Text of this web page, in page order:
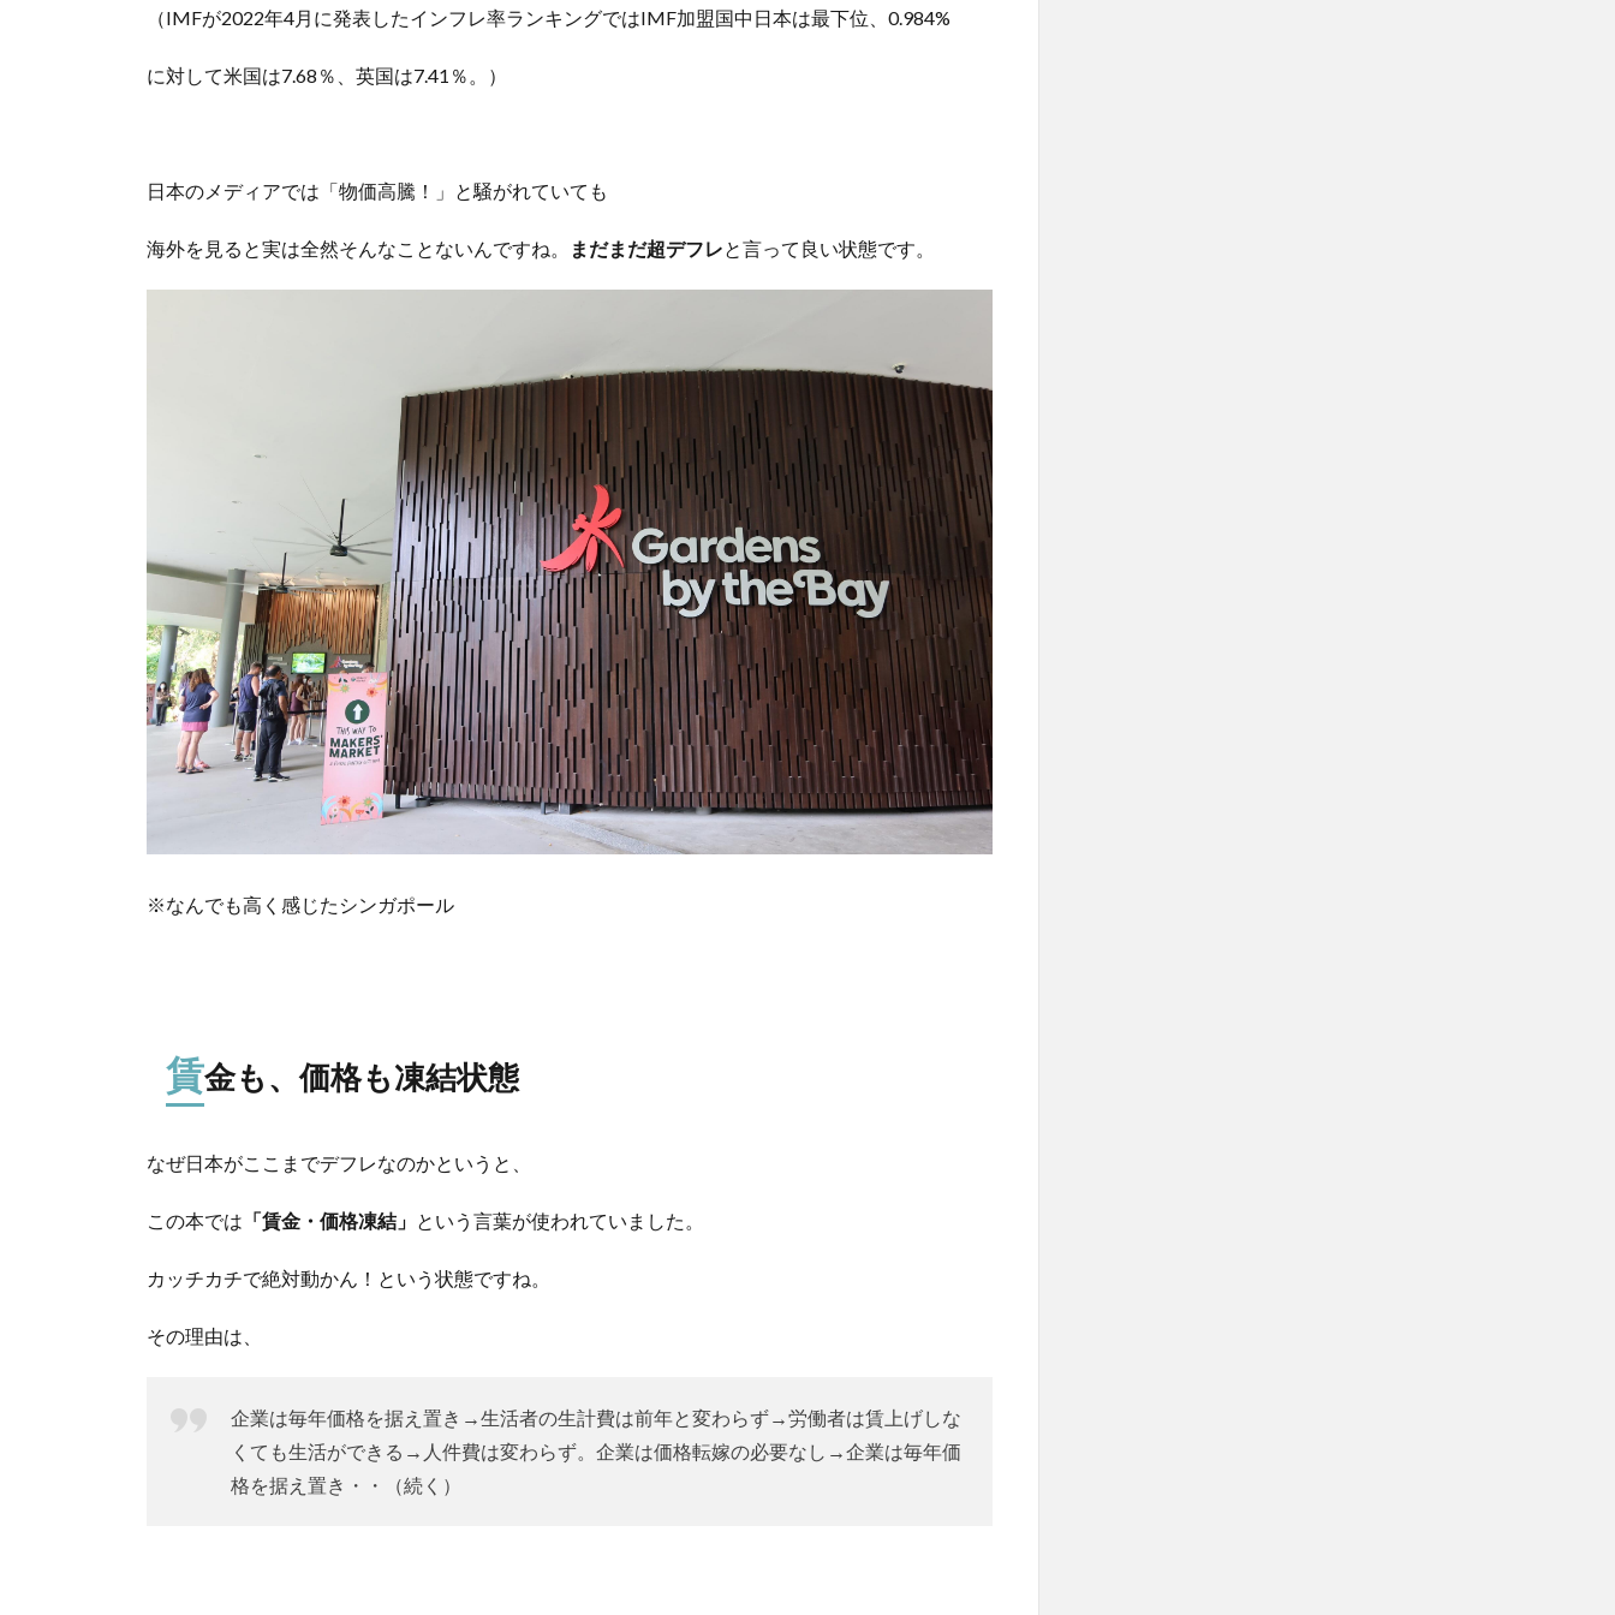
（IMFが2022年4月に発表したインフレ率ランキングではIMF加盟国中日本は最下位、0.984%
に対して米国は7.68％、英国は7.41％。）
日本のメディアでは「物価高騰！」と騒がれていても
海外を見ると実は全然そんなことないんですね。 まだまだ超デフレと言って良い状態です。
※なんでも高く感じたシンガポール
賃金も、価格も凍結状態
なぜ日本がここまでデフレなのかというと、
この本では 「賃金・価格凍結」 という言葉が使われていました。
カッチカチで絶対動かん！という状態ですね。
その理由は、
企業は毎年価格を据え置き→生活者の生計費は前年と変わらず→労働者は賃上げしな
くても生活ができる→人件費は変わらず。企業は価格転嫁の必要なし→企業は毎年価
格を据え置き・・（続く）